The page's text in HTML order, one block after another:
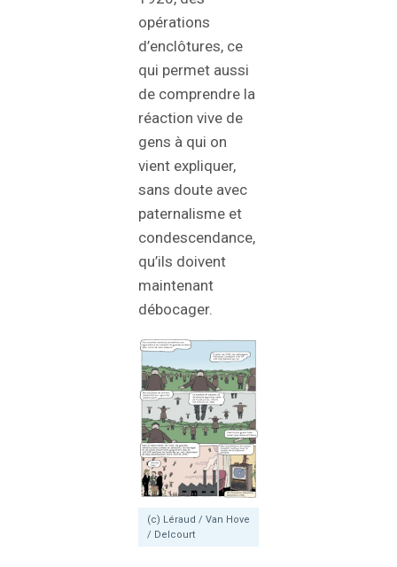
opérations
d’enclôtures, ce
qui permet aussi
de comprendre la
réaction vive de
gens à qui on
vient expliquer,
sans doute avec
paternalisme et
condescendance,
qu’ils doivent
maintenant
débocager.
(c) Léraud / Van Hove
/ Delcourt